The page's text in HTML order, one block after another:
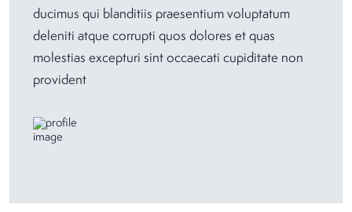
ducimus qui blanditiis praesentium voluptatum
deleniti atque corrupti quos dolores et quas
molestias excepturi sint occaecati cupiditate non
provident